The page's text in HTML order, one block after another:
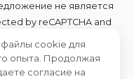
не является
by reCAPTCHA and
Service apply.
файлы cookie для
опыта. Продолжая
согласие на